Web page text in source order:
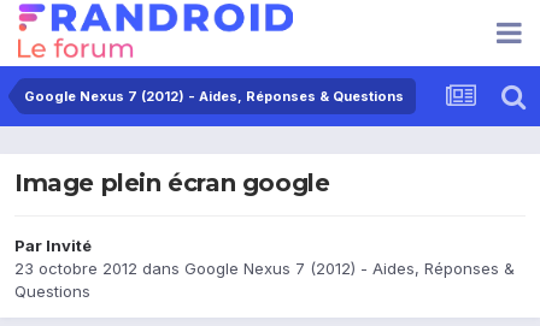
Google Nexus 7 (2012) - Aides, Réponses & Questions
Image plein écran google
Par Invité
23 octobre 2012 dans Google Nexus 7 (2012) - Aides, Réponses &
Questions